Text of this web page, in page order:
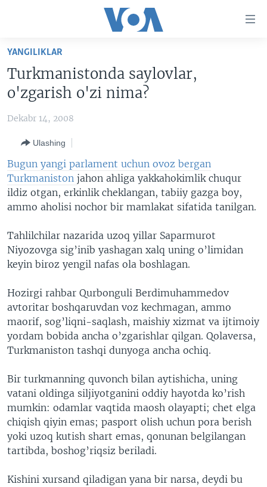
Boshiga
qayting
Qidiruvga
o'ting
AMERIKA
VATANDOSHLAR
MULTIMEDIA
AMERIKA MANZARALARI
XALQARO HAYOT
VASHINGTON CHOYXONASI
MOBIL-SALOM!
XABARLAR SURATLARDA
IJTIMOIY TARMOQLAR
FACEBOOK
YOUTUBE
INSTAGRAM
TELEGRAM
TWITTER
SOUNDCLOUD
INGLIZ TILI DARSLARI
EDITORIAL
Learning English
YANGILIKLAR
Turkmanistonda saylovlar,
o'zgarish o'zi nima?
Dekabr 14, 2008
Ulashing
Bugun yangi parlament uchun ovoz bergan
Turkmaniston jahon ahliga yakkahokimlik chuqur
ildiz otgan, erkinlik cheklangan, tabiiy gazga boy,
ammo aholisi nochor bir mamlakat sifatida tanilgan.
Tahlilchilar nazarida uzoq yillar Saparmurot
Niyozovga sig’inib yashagan xalq uning o’limidan
keyin biroz yengil nafas ola boshlagan.
Hozirgi rahbar Qurbonguli Berdimuhammedov
avtoritar boshqaruvdan voz kechmagan, ammo
maorif, sog’liqni-saqlash, maishiy xizmat va ijtimoiy
yordam bobida ancha o’zgarishlar qilgan. Qolaversa,
Turkmaniston tashqi dunyoga ancha ochiq.
Bir turkmanning quvonch bilan aytishicha, uning
vatani oldinga siljiyotganini oddiy hayotda ko’rish
mumkin: odamlar vaqtida maosh olayapti; chet elga
chiqish qiyin emas; pasport olish uchun pora berish
yoki uzoq kutish shart emas, qonunan belgilangan
tartibda, boshog’riqsiz beriladi.
Kishini xursand qiladigan yana bir narsa, deydi bu